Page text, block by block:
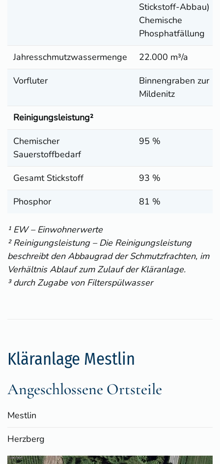
Stickstoff-Abbau)
Chemische
Phosphatfällung
Jahresschmutzwassermenge
22.000 m³/a
Vorfluter
Binnengraben zur
Mildenitz
Reinigungsleistung²
Chemischer
Sauerstoffbedarf
95 %
Gesamt Stickstoff
93 %
Phosphor
81 %
¹ EW – Einwohnerwerte
² Reinigungsleistung – Die Reinigungsleistung
beschreibt den Abbaugrad der Schmutzfrachten, im
Verhältnis Ablauf zum Zulauf der Kläranlage.
³ durch Zugabe von Filterspülwasser
Kläranlage Mestlin
Angeschlossene Ortsteile
Mestlin
Herzberg